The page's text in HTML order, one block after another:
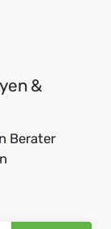
&
Berater